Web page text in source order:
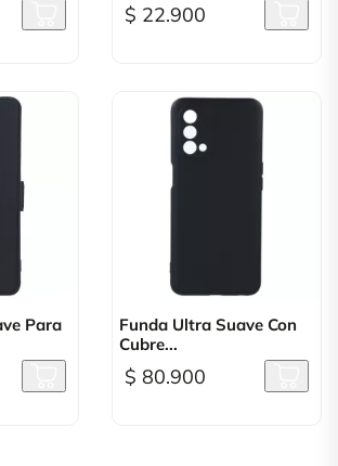
$ 22.900
Para
Funda Ultra Suave Con
Cubre...
$ 80.900